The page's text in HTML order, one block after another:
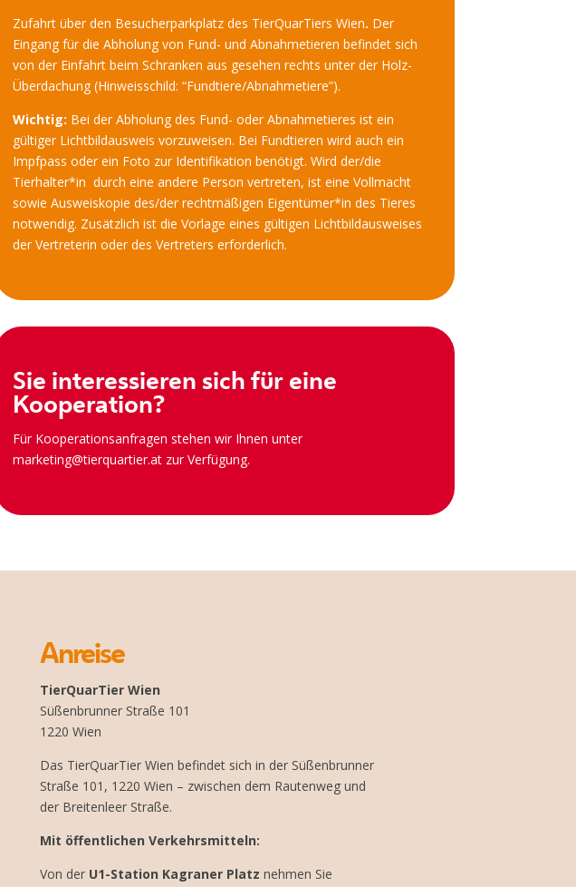
Zufahrt über den Besucherparkplatz des TierQuarTiers Wien. Der
Eingang für die Abholung von Fund- und Abnahmetieren befindet sich
von der Einfahrt beim Schranken aus gesehen rechts unter der Holz-
Überdachung (Hinweisschild: “Fundtiere/Abnahmetiere”).
Wichtig: Bei der Abholung des Fund- oder Abnahmetieres ist ein
gültiger Lichtbildausweis vorzuweisen. Bei Fundtieren wird auch ein
Impfpass oder ein Foto zur Identifikation benötigt. Wird der/die
Tierhalter*in durch eine andere Person vertreten, ist eine Vollmacht
sowie Ausweiskopie des/der rechtmäßigen Eigentümer*in des Tieres
notwendig. Zusätzlich ist die Vorlage eines gültigen Lichtbildausweises
der Vertreterin oder des Vertreters erforderlich.
Sie interessieren sich für eine
Kooperation?
Für Kooperationsanfragen stehen wir Ihnen unter
marketing@tierquartier.atzur Verfügung.
Anreise
TierQuarTier Wien
Süßenbrunner Straße 101
1220 Wien
Das TierQuarTier Wien befindet sich in der Süßenbrunner
Straße 101, 1220 Wien – zwischen dem Rautenweg und
der Breitenleer Straße.
Mit öffentlichen Verkehrsmitteln:
Von der U1-Station Kagraner Platz nehmen Sie